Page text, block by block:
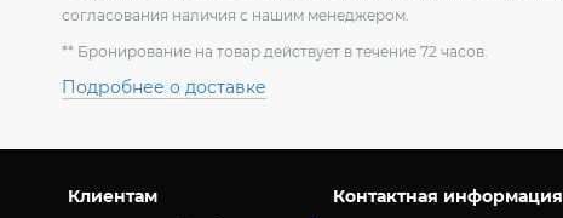
согласования наличия с нашим менеджером.
** Бронирование на товар действует в течение 72 часов.
Подробнее о доставке
Клиентам Контактная информация